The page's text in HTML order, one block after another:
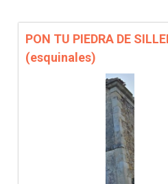
PON TU PIEDRA DE
(esquinales)